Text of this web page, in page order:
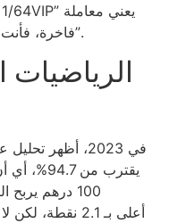
فاخرة، فأنت تعيش في فندق ردهة مطلي بـ”زيتوني”.
الرياضيات